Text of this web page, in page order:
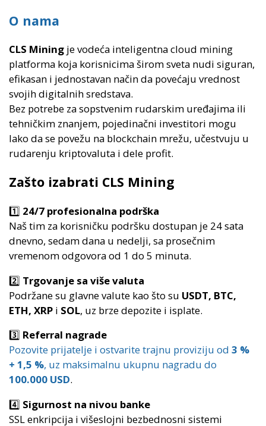
O nama
CLS Mining je vodeća inteligentna cloud mining
platforma koja korisnicima širom sveta nudi siguran,
efikasan i jednostavan način da povećaju vrednost
svojih digitalnih sredstava.
Bez potrebe za sopstvenim rudarskim uređajima ili
tehničkim znanjem, pojedinačni investitori mogu
lako da se povežu na blockchain mrežu, učestvuju u
rudarenju kriptovaluta i dele profit.
Zašto izabrati CLS Mining
1️⃣ 24/7 profesionalna podrška
Naš tim za korisničku podršku dostupan je 24 sata
dnevno, sedam dana u nedelji, sa prosečnim
vremenom odgovora od 1 do 5 minuta.
2️⃣ Trgovanje sa više valuta
Podržane su glavne valute kao što su USDT, BTC,
ETH, XRP i SOL, uz brze depozite i isplate.
3️⃣ Referral nagrade
Pozovite prijatelje i ostvarite trajnu proviziju od 3 %
+ 1,5 %, uz maksimalnu ukupnu nagradu do
100.000 USD.
4️⃣ Sigurnost na nivou banke
SSL enkripcija i višeslojni bezbednosni sistemi